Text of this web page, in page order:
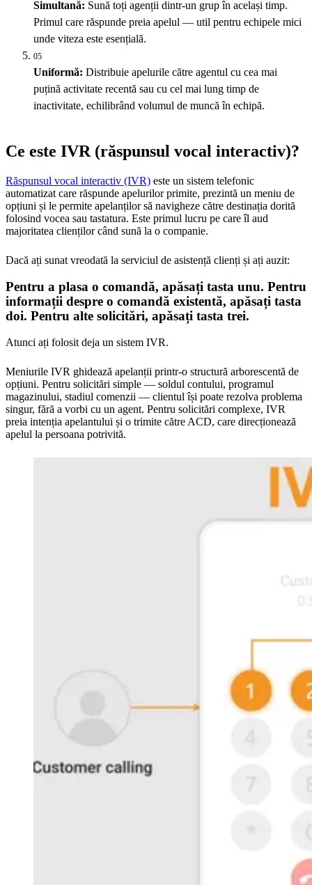
Simultană: Sună toți agenții dintr-un grup în același timp.
Primul care răspunde preia apelul — util pentru echipele mici
unde viteza este esențială.
05
Uniformă: Distribuie apelurile către agentul cu cea mai
puțină activitate recentă sau cu cel mai lung timp de
inactivitate, echilibrând volumul de muncă în echipă.
Ce este IVR (răspunsul vocal interactiv)?
Răspunsul vocal interactiv (IVR) este un sistem telefonic
automatizat care răspunde apelurilor primite, prezintă un meniu de
opțiuni și le permite apelanților să navigheze către destinația dorită
folosind vocea sau tastatura. Este primul lucru pe care îl aud
majoritatea clienților când sună la o companie.
Dacă ați sunat vreodată la serviciul de asistență clienți și ați auzit:
Pentru a plasa o comandă, apăsați tasta unu. Pentru
informații despre o comandă existentă, apăsați tasta
doi. Pentru alte solicitări, apăsați tasta trei.
Atunci ați folosit deja un sistem IVR.
Meniurile IVR ghidează apelanții printr-o structură arborescentă de
opțiuni. Pentru solicitări simple — soldul contului, programul
magazinului, stadiul comenzii — clientul își poate rezolva problema
singur, fără a vorbi cu un agent. Pentru solicitări complexe, IVR
preia intenția apelantului și o trimite către ACD, care direcționează
apelul la persoana potrivită.